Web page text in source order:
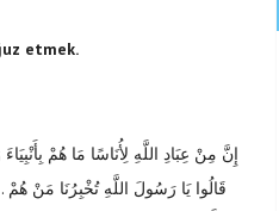
etmek.
إِنَّ مِنْ عِبَادِ اللَّهِ لِأُنَاسًا مَا هُمْ
قَالُوا يَا رَسُولَ اللَّهِ تُخْبِرُنَا مَنْ هُمْ